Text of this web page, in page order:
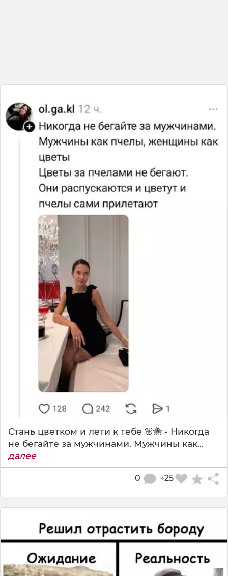
Стань цветком и лети к тебе 🌸🐝 - Никогда
не бегайте за мужчинами. Мужчины как...
далее
+25
0